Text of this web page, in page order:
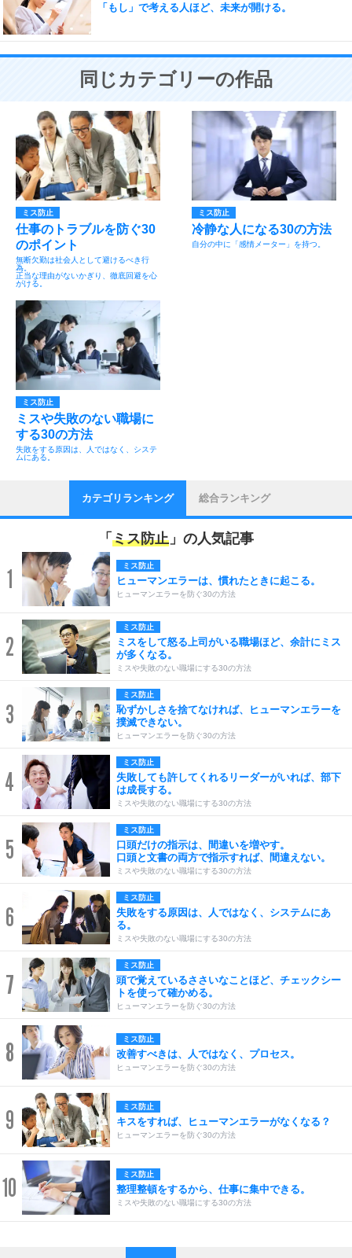
「もし」で考える人ほど、未来が開ける。
同じカテゴリーの作品
ミス防止
仕事のトラブルを防ぐ30
のポイント
無断欠勤は社会人として避けるべき行
為。
正当な理由がないかぎり、徹底回避を心
がける。
ミス防止
冷静な人になる30の方法
自分の中に「感情メーター」を持つ。
ミス防止
ミスや失敗のない職場に
する30の方法
失敗をする原因は、人ではなく、システ
ムにある。
カテゴリランキング 総合ランキング
「 ミス防止 」の人気記事
1 ミス防止
ヒューマンエラーは、慣れたときに起こる。
ヒューマンエラーを防ぐ30の方法
2
ミス防止
ミスをして怒る上司がいる職場ほど、余計にミス
が多くなる。
ミスや失敗のない職場にする30の方法
3
ミス防止
恥ずかしさを捨てなければ、ヒューマンエラーを
撲滅できない。
ヒューマンエラーを防ぐ30の方法
4
ミス防止
失敗しても許してくれるリーダーがいれば、部下
は成長する。
ミスや失敗のない職場にする30の方法
5
ミス防止
口頭だけの指示は、間違いを増やす。
口頭と文書の両方で指示すれば、間違えない。
ミスや失敗のない職場にする30の方法
6
ミス防止
失敗をする原因は、人ではなく、システムにあ
る。
ミスや失敗のない職場にする30の方法
7
ミス防止
頭で覚えているささいなことほど、チェックシー
トを使って確かめる。
ヒューマンエラーを防ぐ30の方法
8 ミス防止
改善すべきは、人ではなく、プロセス。
ヒューマンエラーを防ぐ30の方法
9 ミス防止
キスをすれば、ヒューマンエラーがなくなる？
ヒューマンエラーを防ぐ30の方法
10 ミス防止
整理整頓をするから、仕事に集中できる。
ミスや失敗のない職場にする30の方法